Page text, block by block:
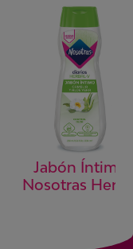
Jabón Íntimo
Nosotras